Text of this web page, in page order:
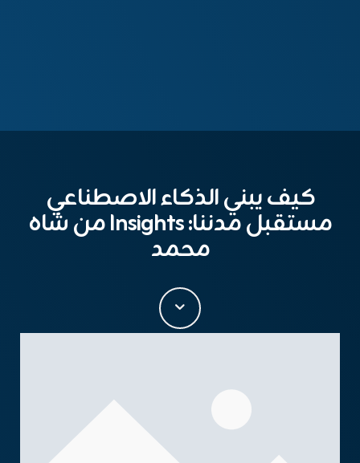
كيف يبني الذكاء الاصطناعي
مستقبل مدننا: Insights من شاه
محمد